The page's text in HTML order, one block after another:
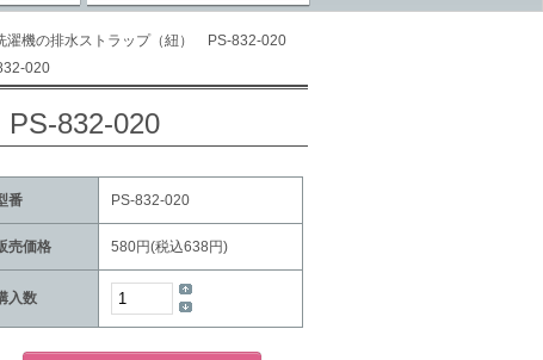
濯機の排水ストラップ（紐） PS-832-020
020
832-020
番 PS-832-020
売価格 580円(税込638円)
入数